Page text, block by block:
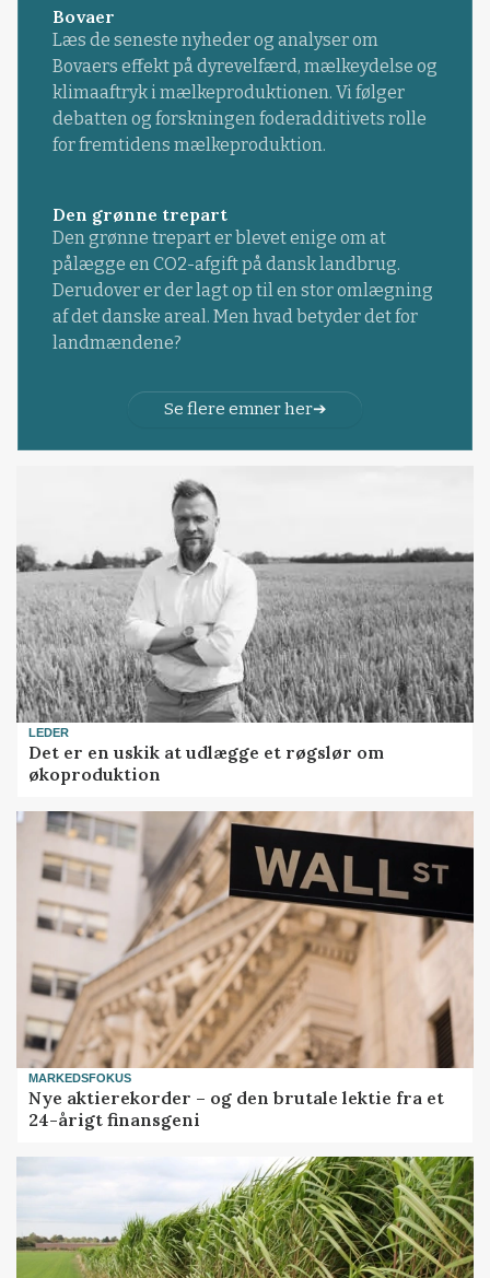
Bovaer
Læs de seneste nyheder og analyser om
Bovaers effekt på dyrevelfærd, mælkeydelse og
klimaaftryk i mælkeproduktionen. Vi følger
debatten og forskningen foderadditivets rolle
for fremtidens mælkeproduktion.
Den grønne trepart
Den grønne trepart er blevet enige om at
pålægge en CO2-afgift på dansk landbrug.
Derudover er der lagt op til en stor omlægning
af det danske areal. Men hvad betyder det for
landmændene?
Se flere emner her
LEDER
Det er en uskik at udlægge et røgslør om
økoproduktion
MARKEDSFOKUS
Nye aktierekorder – og den brutale lektie fra et
24-årigt finansgeni